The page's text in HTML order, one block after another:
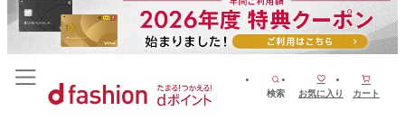
検索 お気に入り カート